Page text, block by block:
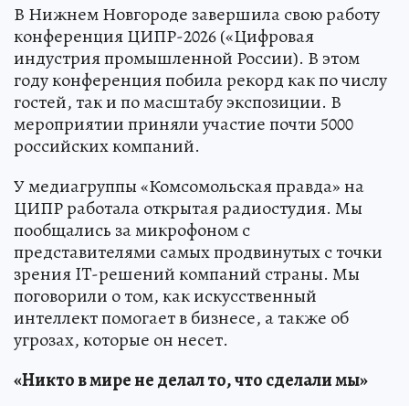
В Нижнем Новгороде завершила свою работу
конференция ЦИПР-2026 («Цифровая
индустрия промышленной России). В этом
году конференция побила рекорд как по числу
гостей, так и по масштабу экспозиции. В
мероприятии приняли участие почти 5000
российских компаний.
У медиагруппы «Комсомольская правда» на
ЦИПР работала открытая радиостудия. Мы
пообщались за микрофоном с
представителями самых продвинутых с точки
зрения IT-решений компаний страны. Мы
поговорили о том, как искусственный
интеллект помогает в бизнесе, а также об
угрозах, которые он несет.
«Никто в мире не делал то, что сделали мы»